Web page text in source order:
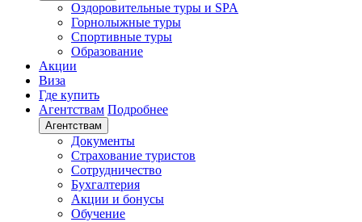
Оздоровительные туры и SPA
Горнолыжные туры
Спортивные туры
Образование
Акции
Виза
Где купить
Агентствам Подробнее
Агентствам
Документы
Страхование туристов
Сотрудничество
Бухгалтерия
Акции и бонусы
Обучение